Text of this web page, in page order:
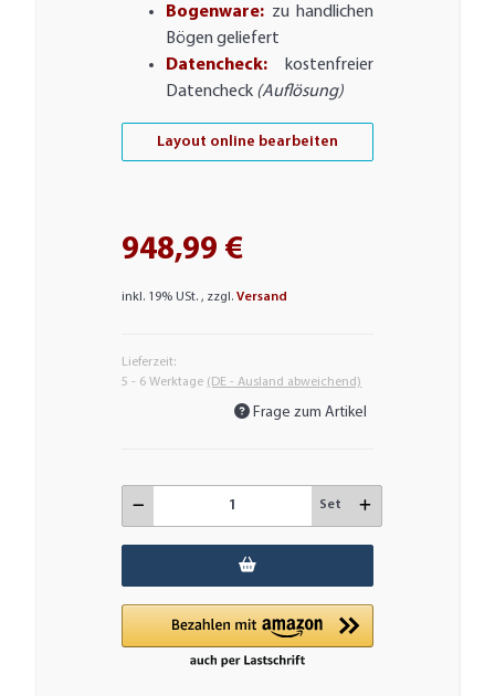
Bogenware: zu handlichen
Bögen geliefert
Datencheck: kostenfreier
Datencheck (Auflösung)
Layout online bearbeiten
948,99 €
inkl. 19% USt. , zzgl.Versand
Lieferzeit:
5 - 6 Werktage (DE - Ausland abweichend)
Frage zum Artikel
Set